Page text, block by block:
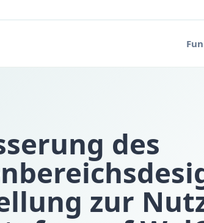
des
zur